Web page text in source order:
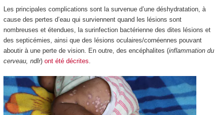
Les principales complications sont la survenue d’une déshydratation, à
cause des pertes d’eau qui surviennent quand les lésions sont
nombreuses et étendues, la surinfection bactérienne des dites lésions et
des septicémies, ainsi que des lésions oculaires/cornéennes pouvant
aboutir à une perte de vision. En outre, des encéphalites (inflammation du
cerveau, ndlr) ont été décrites.